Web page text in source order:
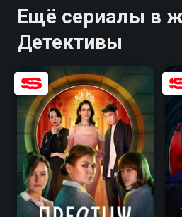
Ещё сериалы в
Детективы